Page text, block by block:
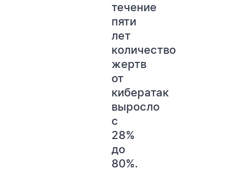
течение
пяти
лет
количество
жертв
от
кибератак
выросло
с
28%
до
80%.